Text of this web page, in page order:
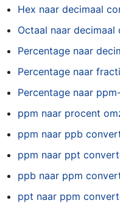
Hex naar decimaal
Octaal naar decimaal
Percentage naar
Percentage naar
Percentage naar
ppm naar procent
ppm naar ppb
ppm naar ppt
ppb naar ppm
ppt naar ppm